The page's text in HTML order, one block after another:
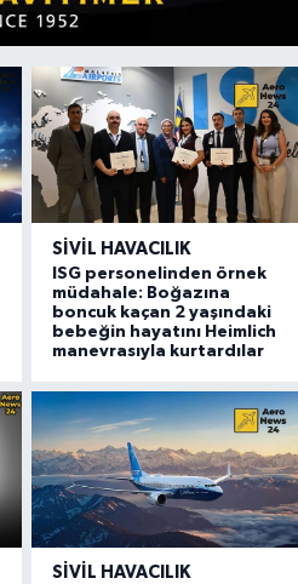
SIVIL HAVACILIK
ISG personelinden örnek
müdahale: Boğazına
boncuk kaçan 2 yaşındaki
bebeğin hayatını Heimlich
manevrasıyla kurtardılar
SIVIL HAVACILIK